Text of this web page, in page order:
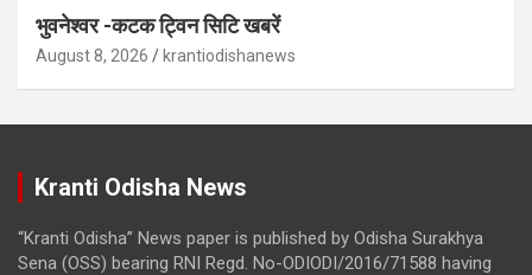
भुवनेश्वर -कटक ट्विन सिटि खबरें
August 8, 2026 krantiodishanews
Kranti Odisha News
“Kranti Odisha” News paper is published by Odisha Surakhya
Sena (OSS) bearing RNI Regd. No-ODIODI/2016/71588 having